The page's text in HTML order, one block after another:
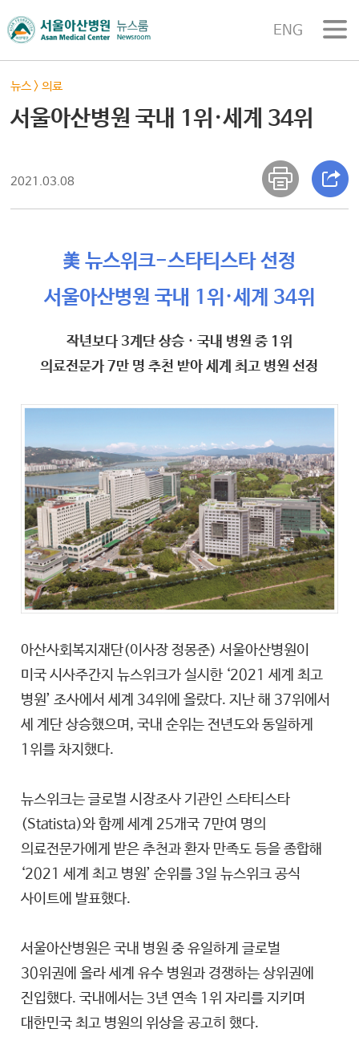
ENG
뉴스 >의료
서울아산병원 국내 1위·세계 34위
2021.03.08
美 뉴스위크-스타티스타 선정
서울아산병원 국내 1위·세계 34위
작년보다 3계단 상승 · 국내 병원 중 1위
의료전문가 7만 명 추천 받아 세계 최고 병원 선정
아산사회복지재단(이사장 정몽준) 서울아산병원이
미국 시사주간지 뉴스위크가 실시한 ‘2021 세계 최고
병원’ 조사에서 세계 34위에 올랐다. 지난 해 37위에서
세 계단 상승했으며, 국내 순위는 전년도와 동일하게
1위를 차지했다.
뉴스위크는 글로벌 시장조사 기관인 스타티스타
(Statista)와 함께 세계 25개국 7만여 명의
의료전문가에게 받은 추천과 환자 만족도 등을 종합해
‘2021 세계 최고 병원’ 순위를 3일 뉴스위크 공식
사이트에 발표했다.
서울아산병원은 국내 병원 중 유일하게 글로벌
30위권에 올라 세계 유수 병원과 경쟁하는 상위권에
진입했다. 국내에서는 3년 연속 1위 자리를 지키며
대한민국 최고 병원의 위상을 공고히 했다.